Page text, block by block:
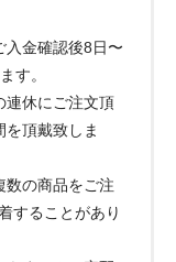
入金確認後8日〜
す。
連休にご注文頂
頂戴致しま
数の商品をご注
することがあり